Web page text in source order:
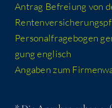
Antrag Befrei­ung von
Per­so­nal­fra­ge­bo­gen
gung englisch
Anga­ben zum